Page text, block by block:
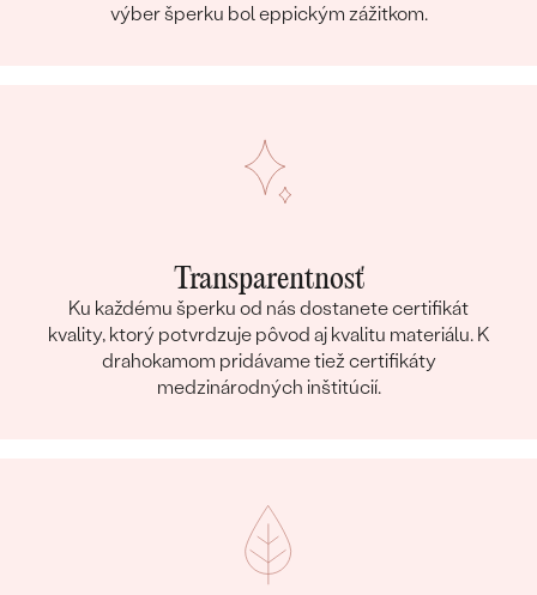
výber šperku bol eppickým zážitkom.
Transparentnosť
Ku každému šperku od nás dostanete certifikát
kvality, ktorý potvrdzuje pôvod aj kvalitu materiálu. K
drahokamom pridávame tiež certifikáty
medzinárodných inštitúcií.